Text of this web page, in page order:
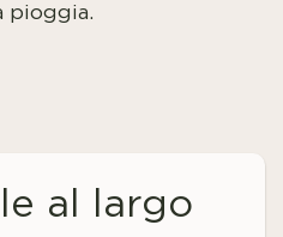
pioggia.
al largo